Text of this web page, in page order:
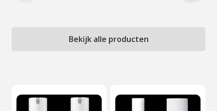
Bekijk alle producten